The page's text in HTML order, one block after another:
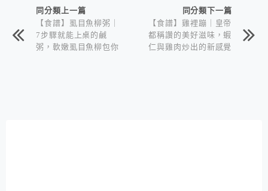
同分類上一篇
【食譜】虱目魚柳粥｜
7步驟就能上桌的鹹
粥，軟嫩虱目魚柳包你
同分類下一篇
【食譜】雞裡蹦｜皇帝
都稱讚的美好滋味，蝦
仁與雞肉炒出的新感覺